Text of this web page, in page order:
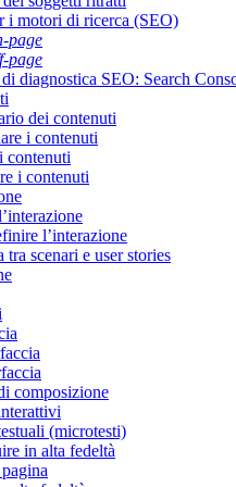
i motori di ricerca (SEO)
page
page
diagnostica SEO: Search
dei contenuti
i contenuti
contenuti
i contenuti
l’interazione
scenari e user stories
composizione
(microtesti)
in alta fedeltà